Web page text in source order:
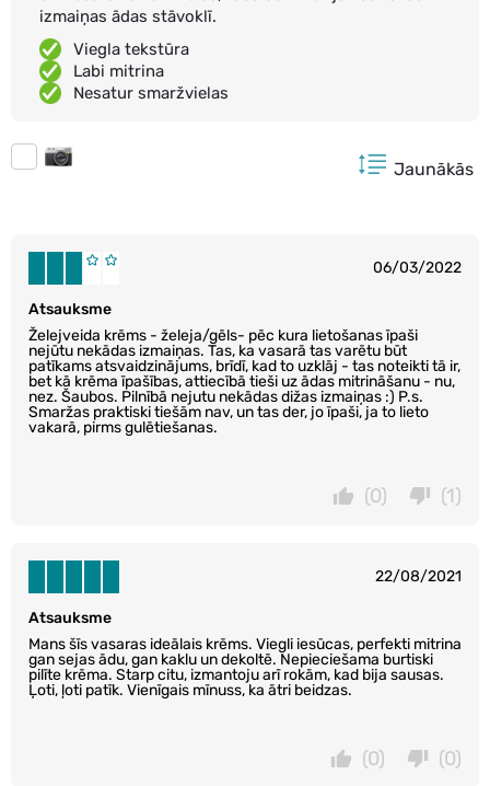
izmaiņas ādas stāvoklī.
Viegla tekstūra
Labi mitrina
Nesatur smaržvielas
Jaunākās
06/03/2022
Atsauksme
Želejveida krēms - želeja/gēls- pēc kura lietošanas īpaši
nejūtu nekādas izmaiņas. Tas, ka vasarā tas varētu būt
patīkams atsvaidzinājums, brīdī, kad to uzklāj - tas noteikti tā ir,
bet kā krēma īpašības, attiecībā tieši uz ādas mitrināšanu - nu,
nez. Šaubos. Pilnībā nejutu nekādas dižas izmaiņas :) P.s.
Smaržas praktiski tiešām nav, un tas der, jo īpaši, ja to lieto
vakarā, pirms gulētiešanas.
(1)
(0)
22/08/2021
Atsauksme
Mans šīs vasaras ideālais krēms. Viegli iesūcas, perfekti mitrina
gan sejas ādu, gan kaklu un dekoltē. Nepieciešama burtiski
pilīte krēma. Starp citu, izmantoju arī rokām, kad bija sausas.
Ļoti, ļoti patīk. Vienīgais mīnuss, ka ātri beidzas.
(0)
(0)